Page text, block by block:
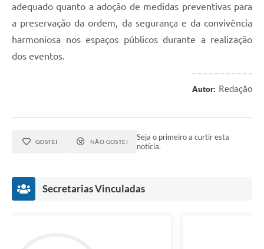
adequado quanto a adoção de medidas preventivas para
a preservação da ordem, da segurança e da convivência
harmoniosa nos espaços públicos durante a realização
dos eventos.
Autor: Redação
GOSTEI NÃO GOSTEI
Seja o primeiro a curtir esta
notícia.
Secretarias Vinculadas